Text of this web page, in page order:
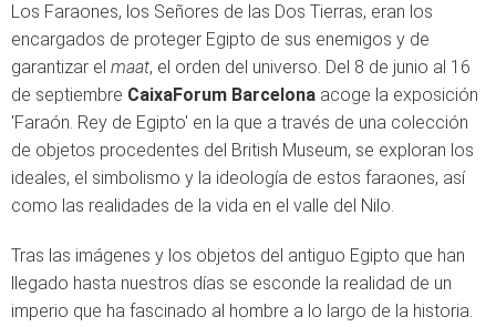
Los Faraones, los Señores de las Dos Tierras, eran los
encargados de proteger Egipto de sus enemigos y de
garantizar el maat, el orden del universo. Del 8 de junio al 16
de septiembre CaixaForum Barcelona acoge la exposición
'Faraón. Rey de Egipto' en la que a través de una colección
de objetos procedentes del British Museum, se exploran los
ideales, el simbolismo y la ideología de estos faraones, así
como las realidades de la vida en el valle del Nilo.
Tras las imágenes y los objetos del antiguo Egipto que han
llegado hasta nuestros días se esconde la realidad de un
imperio que ha fascinado al hombre a lo largo de la historia.